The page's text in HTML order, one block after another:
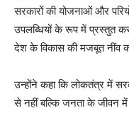
सरकारों की योजनाओं और
उपलब्धियों के रूप में प्रस्तुत
देश के विकास की मजबूत नींव
उन्होंने कहा कि लोकतंत्र में
से नहीं बल्कि जनता के जीवन में